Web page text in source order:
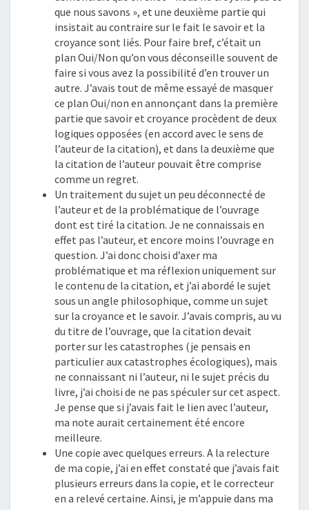
que nous savons », et une deuxième partie qui
insistait au contraire sur le fait le savoir et la
croyance sont liés. Pour faire bref, c’était un
plan Oui/Non qu’on vous déconseille souvent de
faire si vous avez la possibilité d’en trouver un
autre. J’avais tout de même essayé de masquer
ce plan Oui/non en annonçant dans la première
partie que savoir et croyance procèdent de deux
logiques opposées (en accord avec le sens de
l’auteur de la citation), et dans la deuxième que
la citation de l’auteur pouvait être comprise
comme un regret.
Un traitement du sujet un peu déconnecté de
l’auteur et de la problématique de l’ouvrage
dont est tiré la citation. Je ne connaissais en
effet pas l’auteur, et encore moins l’ouvrage en
question. J’ai donc choisi d’axer ma
problématique et ma réflexion uniquement sur
le contenu de la citation, et j’ai abordé le sujet
sous un angle philosophique, comme un sujet
sur la croyance et le savoir. J’avais compris, au vu
du titre de l’ouvrage, que la citation devait
porter sur les catastrophes (je pensais en
particulier aux catastrophes écologiques), mais
ne connaissant ni l’auteur, ni le sujet précis du
livre, j’ai choisi de ne pas spéculer sur cet aspect.
Je pense que si j’avais fait le lien avec l’auteur,
ma note aurait certainement été encore
meilleure.
Une copie avec quelques erreurs. A la relecture
de ma copie, j’ai en effet constaté que j’avais fait
plusieurs erreurs dans la copie, et le correcteur
en a relevé certaine. Ainsi, je m’appuie dans ma